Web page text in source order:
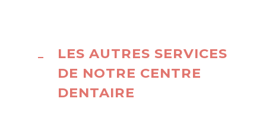
LES AUTRES SERVICES
DE NOTRE CENTRE
DENTAIRE